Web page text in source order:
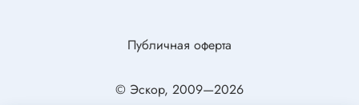
© Эскор, 2009—2026
Публичная оферта